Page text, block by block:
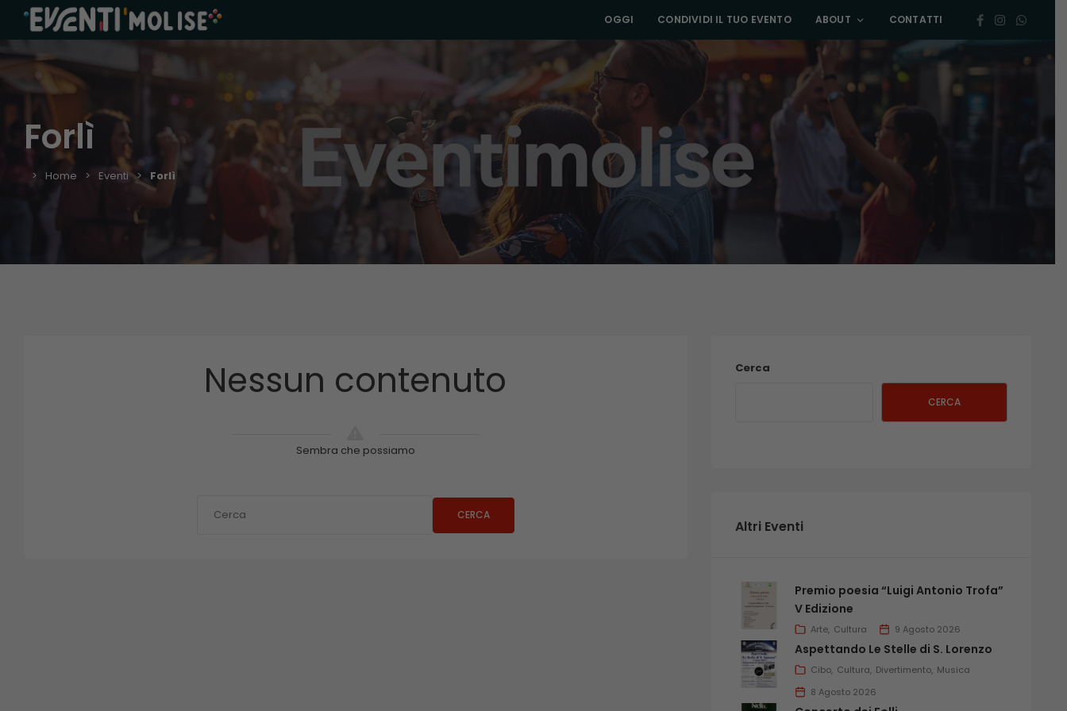
OGGI CONDIVIDI IL TUO EVENTO ABOUT CONTATTI
Forlì
Home Eventi Forlì
Nessun contenuto
Sembra che possiamo
CERCA
Cerca
CERCA
Altri Eventi
Premio poesia “Luigi Antonio Trofa”
V Edizione
Arte Cultura 9 Agosto 2026
Aspettando Le Stelle di S. Lorenzo
Cibo Cultura Divertimento Musica
8 Agosto 2026